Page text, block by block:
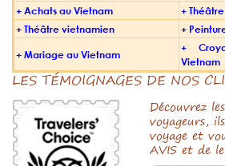
+Achats au Vietnam +
+Théâtre vietnamien +
+Mariage au Vietnam
+
Vietnam
LES TÉMOIGNAGES DE NOS
Découvrez
voyageurs,
voyage et
AVIS et de